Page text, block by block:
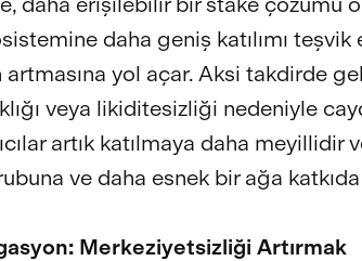
daha geniş katılımı teşvik
yol açar. Aksi takdirde
veya likiditesizliği nedeniyle
artık katılmaya daha meyillidir
ve daha esnek bir ağa
Merkeziyetsizliği Artırmak